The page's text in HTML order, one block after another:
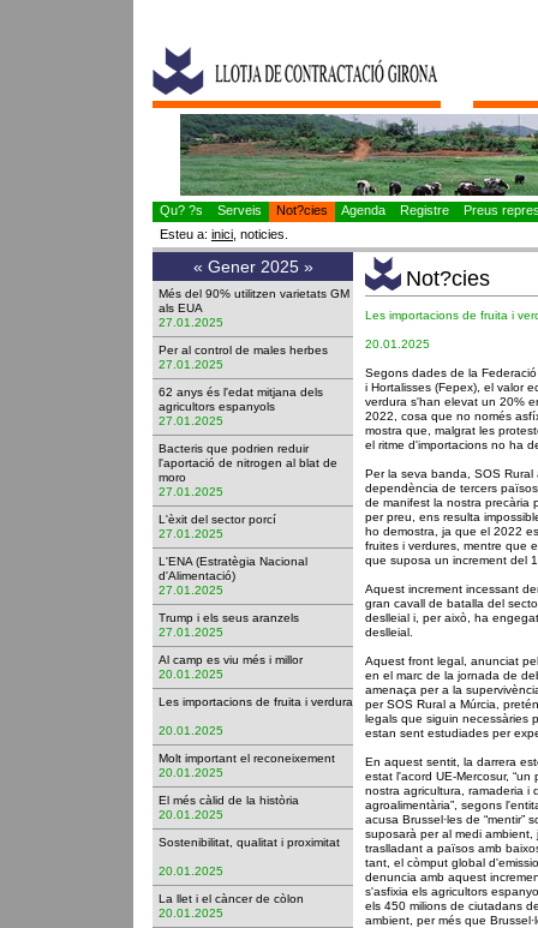
Qu? ?s Serveis Not?cies Agenda Registre
Preus
Esteu a: inici , noticies.
« Gener 2025 »
Més del 90% utilitzen varietats GM
als EUA
27.01.2025
Per al control de males herbes
27.01.2025
62 anys és l'edat mitjana dels
agricultors espanyols
27.01.2025
Bacteris que podrien reduir
l'aportació de nitrogen al blat de
moro
27.01.2025
L'èxit del sector porcí
27.01.2025
L'ENA (Estratègia Nacional
d'Alimentació)
27.01.2025
Trump i els seus aranzels
27.01.2025
Al camp es viu més i millor
20.01.2025
Les importacions de fruita i verdura
20.01.2025
Molt important el reconeixement
20.01.2025
El més càlid de la història
20.01.2025
Sostenibilitat, qualitat i proximitat
20.01.2025
La llet i el càncer de còlon
20.01.2025
Not?cies
Les importacions de fruita i
20.01.2025
Segons dades de la
i Hortalisses (Fepex), el valor
verdura s'han elevat un 20%
2022, cosa que no només
mostra que, malgrat les
el ritme d'importacions no ha
Per la seva banda, SOS
dependència de tercers
de manifest la nostra precària
per preu, ens resulta
ho demostra, ja que el 2022
fruites i verdures, mentre que
que suposa un increment del
Aquest increment incessant
gran cavall de batalla del
deslleial i, per això, ha
deslleial.
Aquest front legal, anunciat
en el marc de la jornada de
amenaça per a la
per SOS Rural a Múrcia,
legals que siguin necessàries
estan sent estudiades per
En aquest sentit, la darrera
estat l'acord UE-Mercosur,
nostra agricultura, ramaderia i
agroalimentària”, segons
acusa Brussel·les de “mentir”
suposarà per al medi
traslladant a països amb
tant, el còmput global
denuncia amb aquest
s'asfixia els agricultors
els 450 milions de ciutadans
ambient, per més que